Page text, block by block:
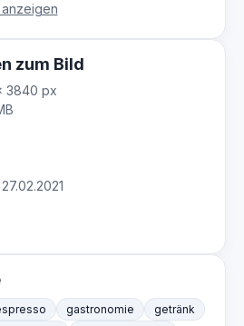
zum Bild
3840 px
gastronomie
getränk